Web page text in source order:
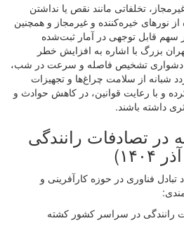
تخلفاتی مانند نقص یا نداشتن
خیره‌کننده و غیرمجاز و همچنین
قابل توجهی در آمار ثبت‌شده
بزرگ با اشاره به افزایش خطر
تشخیص فاصله و سرعت در شب،
شبانه از سلامت چراغ‌ها و تجهیزات
و با رعایت قوانین، در کاهش حوادث و
داشته باشند.
در تصادفات رانندگی
فناوری در حوزه کارآفرینی و
رانندگی در سراسر کشور کشته